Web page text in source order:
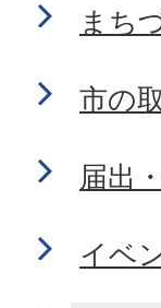
まち
市の
届出
イベ